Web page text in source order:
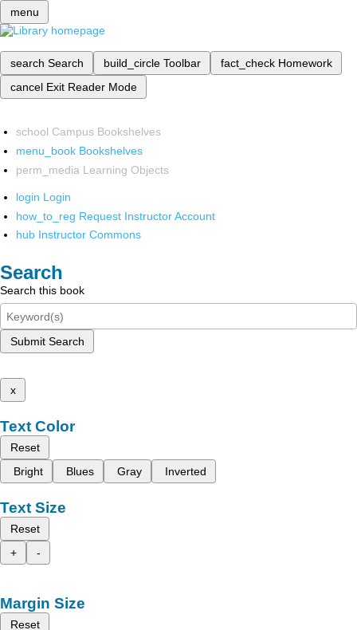
menu
search Search build_circle Toolbar fact_check Homework
cancel Exit Reader Mode
school Campus Bookshelves
menu_book Bookshelves
perm_media Learning Objects
login Login
how_to_reg Request Instructor Account
hub Instructor Commons
Search
Search this book
Submit Search
x
Text Color
Reset
Bright
Blues Gray Inverted
Text Size
Reset
+
-
Margin Size
Reset